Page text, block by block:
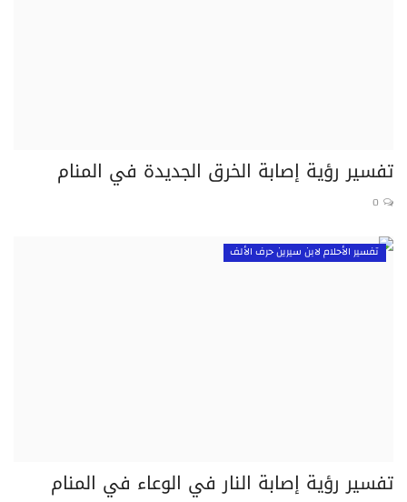
تفسير رؤية إصابة الخرق الجديدة في المنام
0
تفسير الأحلام لابن سيرين حرف الألف
تفسير رؤية إصابة النار في الوعاء في المنام